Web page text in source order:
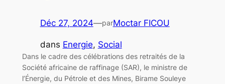
Déc 27, 2024—parMoctar FICOU
dans Energie, Social
Dans le cadre des célébrations des retraités de la
Société africaine de raffinage (SAR), le ministre de
l’Énergie, du Pétrole et des Mines, Birame Souleye